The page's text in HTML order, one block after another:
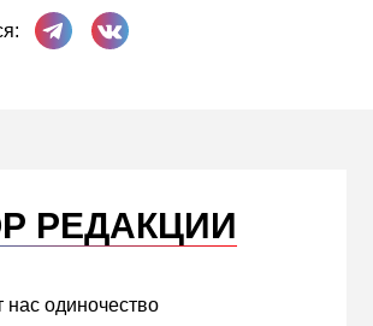
Поделиться в Телеграме
Поделиться ВКонтакте
РЕДАКЦИИ